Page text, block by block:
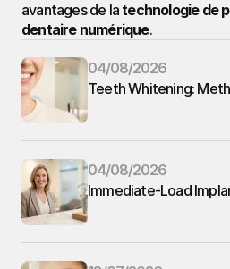
avantages de la technologie de
dentaire numérique.
04/08/2026
Teeth Whitening:
04/08/2026
Immediate-Load